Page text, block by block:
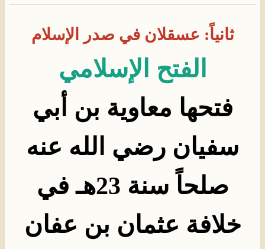
ثانياً: عسقلان في صدر الإسلام
الفتح الإسلامي
فتحها معاوية بن أبي
سفيان رضي الله عنه
صلحاً سنة 23هـ في
خلافة عثمان بن عفان